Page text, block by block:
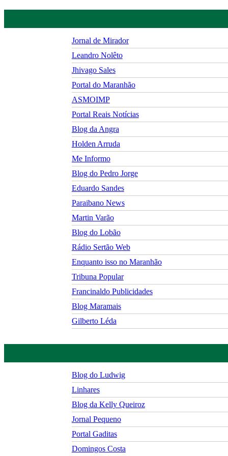
Jornal de Mirador
Leandro Nolêto
Jhivago Sales
Portal do Maranhão
ASMOIMP
Portal Reais Notí­cias
Blog da Angra
Holden Arruda
Me Informo
Blog do Pedro Jorge
Eduardo Sandes
Paraibano News
Martin Varão
Blog do Lobão
Rádio Sertão Web
Enquanto isso no Maranhão
Tribuna Popular
Francinaldo Publicidades
Blog Maramais
Gilberto Léda
Blog do Ludwig
Linhares
Blog da Kelly Queiroz
Jornal Pequeno
Portal Gaditas
Domingos Costa